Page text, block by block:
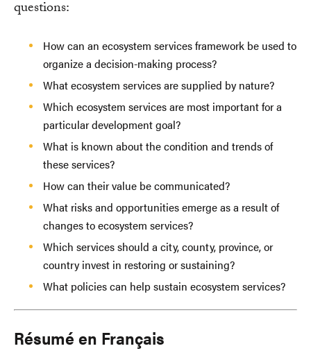
questions:
How can an ecosystem services framework be used to
organize a decision-making process?
What ecosystem services are supplied by nature?
Which ecosystem services are most important for a
particular development goal?
What is known about the condition and trends of
these services?
How can their value be communicated?
What risks and opportunities emerge as a result of
changes to ecosystem services?
Which services should a city, county, province, or
country invest in restoring or sustaining?
What policies can help sustain ecosystem services?
Résumé en Français